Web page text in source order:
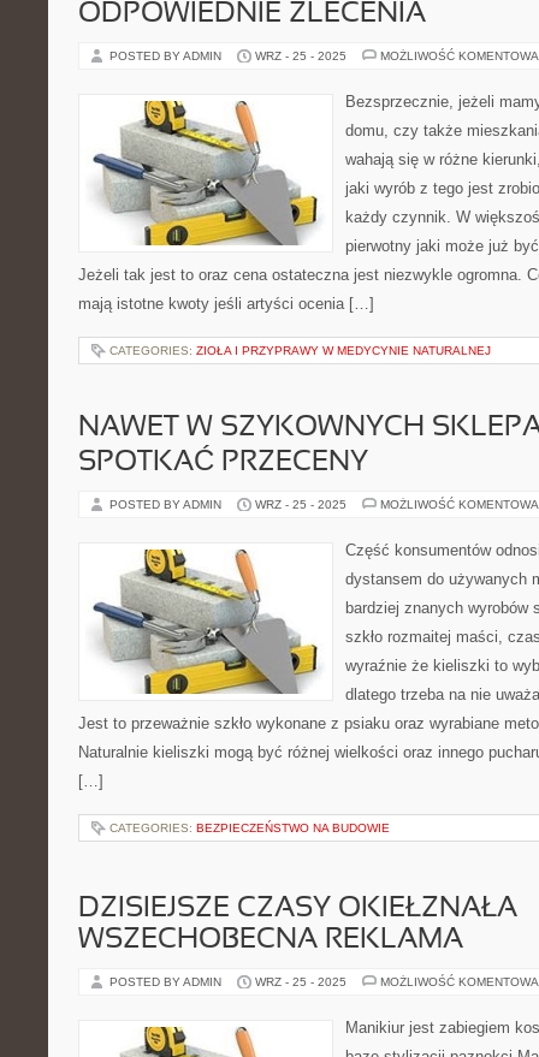
ODPOWIEDNIE ZLECENIA
POSTED BY ADMIN WRZ - 25 - 2025 MOŻLIWOŚĆ
Bezsprzecznie, jeżeli
domu, czy także
wahają się w różne
jaki wyrób z tego jest
każdy czynnik. W
pierwotny jaki może już
Jeżeli tak jest to oraz cena ostateczna jest niezwykle ogromna.
mają istotne kwoty jeśli artyści ocenia […]
CATEGORIES: ZIOŁA I PRZYPRAWY W MEDYCYNIE NATURALNEJ
NAWET W SZYKOWNYCH
SPOTKAĆ PRZECENY
POSTED BY ADMIN WRZ - 25 - 2025 MOŻLIWOŚĆ
Część konsumentów
dystansem do używanych
bardziej znanych
szkło rozmaitej maści,
wyraźnie że kieliszki to
dlatego trzeba na nie
Jest to przeważnie szkło wykonane z psiaku oraz wyrabiane
Naturalnie kieliszki mogą być różnej wielkości oraz innego
[…]
CATEGORIES: BEZPIECZEŃSTWO NA BUDOWIE
DZISIEJSZE CZASY OKIEŁZNAŁA
WSZECHOBECNA REKLAMA
POSTED BY ADMIN WRZ - 25 - 2025 MOŻLIWOŚĆ
Manikiur jest zabiegiem